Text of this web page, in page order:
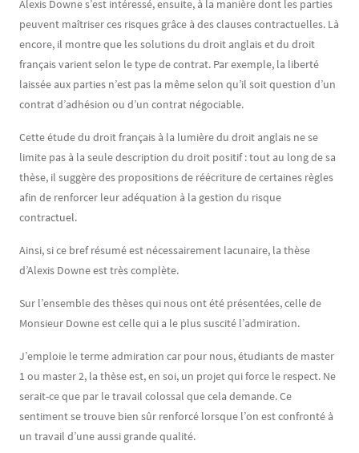
Alexis Downe s’est intéressé, ensuite, à la manière dont les parties
peuvent maîtriser ces risques grâce à des clauses contractuelles. Là
encore, il montre que les solutions du droit anglais et du droit
français varient selon le type de contrat. Par exemple, la liberté
laissée aux parties n’est pas la même selon qu’il soit question d’un
contrat d’adhésion ou d’un contrat négociable.
Cette étude du droit français à la lumière du droit anglais ne se
limite pas à la seule description du droit positif : tout au long de sa
thèse, il suggère des propositions de réécriture de certaines règles
afin de renforcer leur adéquation à la gestion du risque
contractuel.
Ainsi, si ce bref résumé est nécessairement lacunaire, la thèse
d’Alexis Downe est très complète.
Sur l’ensemble des thèses qui nous ont été présentées, celle de
Monsieur Downe est celle qui a le plus suscité l’admiration.
J’emploie le terme admiration car pour nous, étudiants de master
1 ou master 2, la thèse est, en soi, un projet qui force le respect. Ne
serait-ce que par le travail colossal que cela demande. Ce
sentiment se trouve bien sûr renforcé lorsque l’on est confronté à
un travail d’une aussi grande qualité.